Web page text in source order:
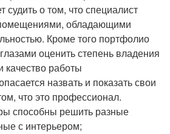
судить о том, что специалист
обладающими
Кроме того портфолио
оценить степень владения
работы
назвать и показать свои
что это профессионал.
способны решить разные
с интерьером;